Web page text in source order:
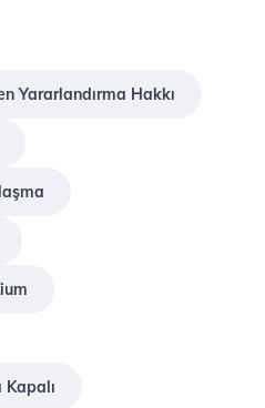
Yararlandırma Hakkı
Kapalı